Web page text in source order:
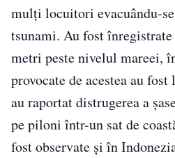
mulți locuitori evacuându-
tsunami. Au fost
metri peste nivelul mareei,
provocate de acestea au
au raportat distrugerea a
pe piloni într-un sat de
fost observate și în